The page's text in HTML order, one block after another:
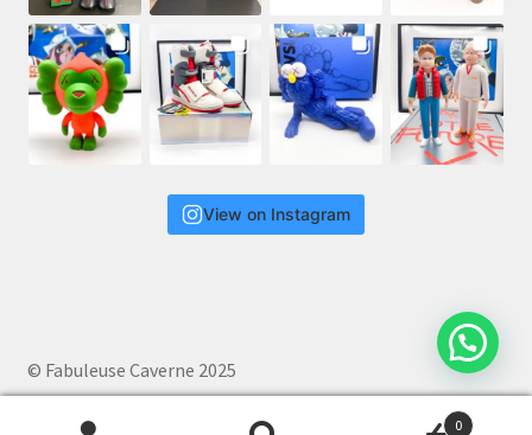
View on Instagram
© Fabuleuse Caverne 2025
0